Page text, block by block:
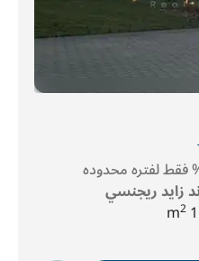
زايد ريجنسي
2